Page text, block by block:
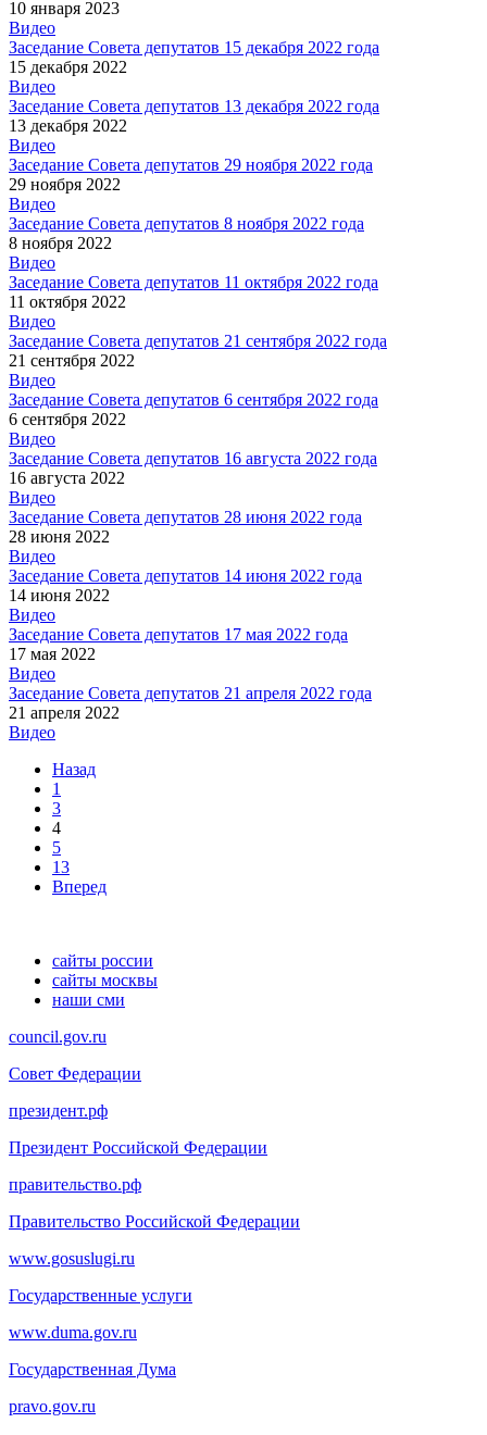
10 января 2023
Видео
Заседание Совета депутатов 15 декабря 2022 года
15 декабря 2022
Видео
Заседание Совета депутатов 13 декабря 2022 года
13 декабря 2022
Видео
Заседание Совета депутатов 29 ноября 2022 года
29 ноября 2022
Видео
Заседание Совета депутатов 8 ноября 2022 года
8 ноября 2022
Видео
Заседание Совета депутатов 11 октября 2022 года
11 октября 2022
Видео
Заседание Совета депутатов 21 сентября 2022 года
21 сентября 2022
Видео
Заседание Совета депутатов 6 сентября 2022 года
6 сентября 2022
Видео
Заседание Совета депутатов 16 августа 2022 года
16 августа 2022
Видео
Заседание Совета депутатов 28 июня 2022 года
28 июня 2022
Видео
Заседание Совета депутатов 14 июня 2022 года
14 июня 2022
Видео
Заседание Совета депутатов 17 мая 2022 года
17 мая 2022
Видео
Заседание Совета депутатов 21 апреля 2022 года
21 апреля 2022
Видео
Назад
1
3
4
5
13
Вперед
сайты россии
сайты москвы
наши сми
council.gov.ru
Совет Федерации
президент.рф
Президент Российской Федерации
правительство.рф
Правительство Российской Федерации
www.gosuslugi.ru
Государственные услуги
www.duma.gov.ru
Государственная Дума
pravo.gov.ru